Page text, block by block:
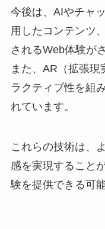
今後は、AIやチャ
用したコンテンツ
されるWeb体験が
また、AR（拡張現
ラクティブ性を組
れています。
これらの技術は、
感を実現すること
験を提供できる可